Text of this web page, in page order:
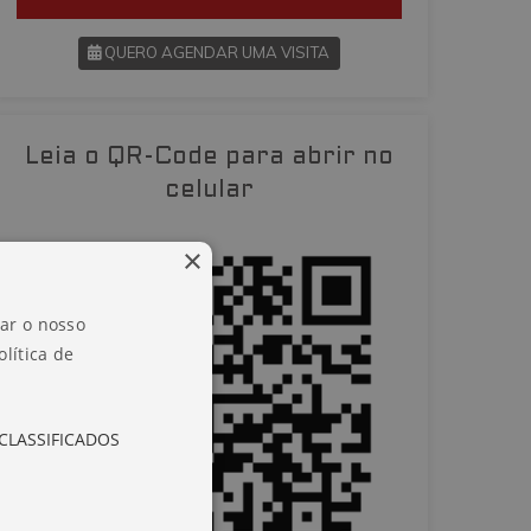
QUERO AGENDAR UMA VISITA
VOLTAR
Leia o QR-Code para abrir no
celular
o nosso
de
×